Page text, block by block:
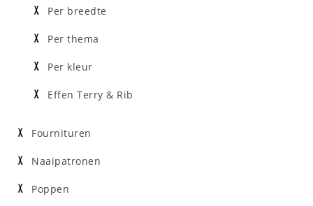
Per breedte
Per thema
Per kleur
Effen Terry & Rib
Fournituren
Naaipatronen
Poppen